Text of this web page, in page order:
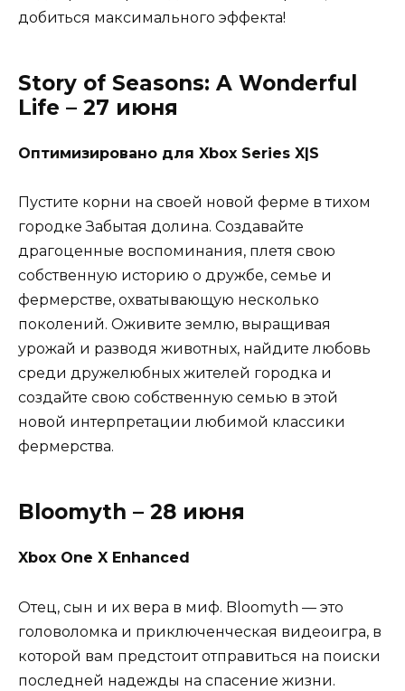
добиться максимального эффекта!
Story of Seasons: A Wonderful
Life – 27 июня
Оптимизировано для Xbox Series X|S
Пустите корни на своей новой ферме в тихом
городке Забытая долина. Создавайте
драгоценные воспоминания, плетя свою
собственную историю о дружбе, семье и
фермерстве, охватывающую несколько
поколений. Оживите землю, выращивая
урожай и разводя животных, найдите любовь
среди дружелюбных жителей городка и
создайте свою собственную семью в этой
новой интерпретации любимой классики
фермерства.
Bloomyth – 28 июня
Xbox One X Enhanced
Отец, сын и их вера в миф. Bloomyth — это
головоломка и приключенческая видеоигра, в
которой вам предстоит отправиться на поиски
последней надежды на спасение жизни.